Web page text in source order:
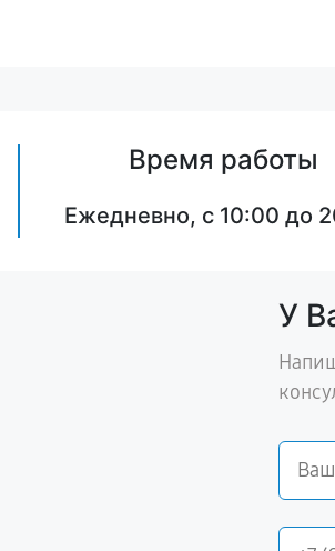
Время работы
Ежедневно, с 10:00 до
У